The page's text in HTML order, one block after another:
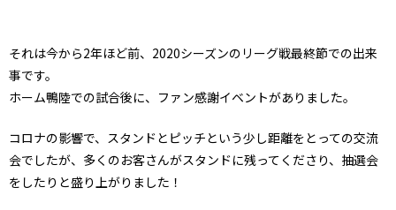
それは今から2年ほど前、2020シーズンのリーグ戦最終節での出来
事です。
ホーム鴨陸での試合後に、ファン感謝イベントがありました。
コロナの影響で、スタンドとピッチという少し距離をとっての交流
会でしたが、多くのお客さんがスタンドに残ってくださり、抽選会
をしたりと盛り上がりました！